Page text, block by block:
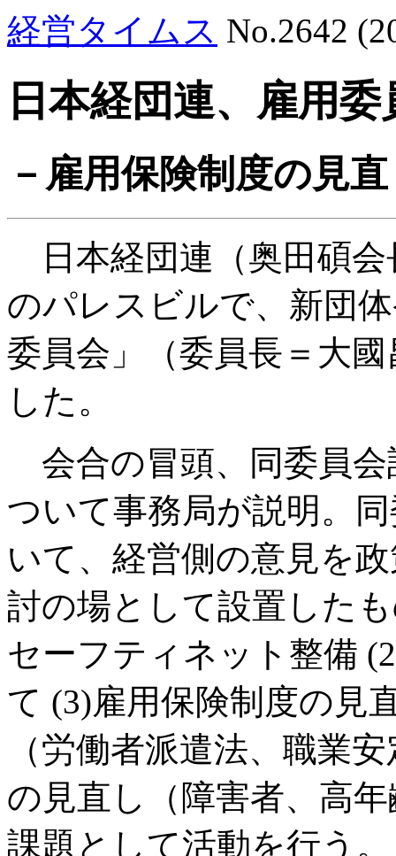
経営タイムス No.2642
日本経団連、雇用
－雇用保険制度の見
日本経団連（奥田碩会
のパレスビルで、新団
委員会」（委員長＝大
した。
会合の冒頭、同委員会
ついて事務局が説明。
いて、経営側の意見を
討の場として設置した
セーフティネット整備
て (3)雇用保険制度の見
（労働者派遣法、職業
の見直し（障害者、高
課題として活動を行う。